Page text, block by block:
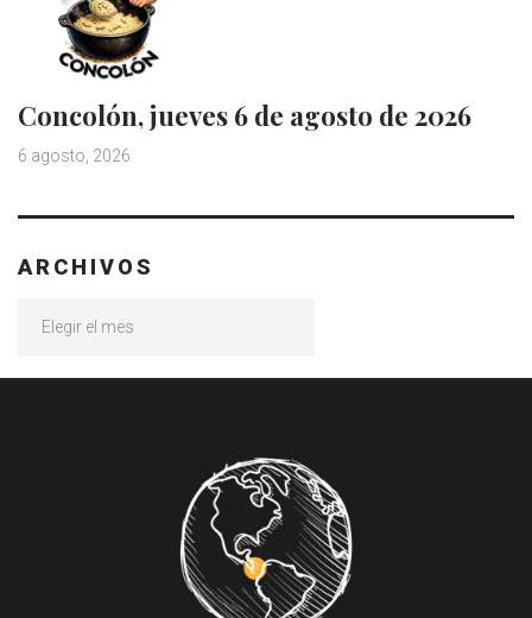
Concolón, jueves 6 de agosto de 2026
6 agosto, 2026
ARCHIVOS